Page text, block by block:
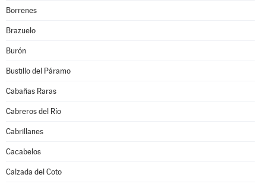
Borrenes
Brazuelo
Burón
Bustillo del Páramo
Cabañas Raras
Cabreros del Río
Cabrillanes
Cacabelos
Calzada del Coto